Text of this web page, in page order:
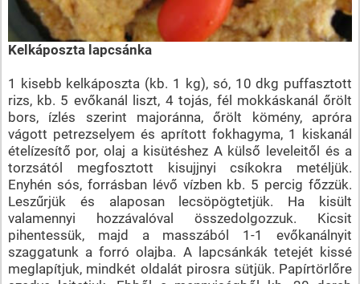
Kelkáposzta lapcsánka
1 kisebb kelkáposzta (kb. 1 kg), só, 10 dkg puffasztott
rizs, kb. 5 evőkanál liszt, 4 tojás, fél mokkáskanál őrölt
bors, ízlés szerint majoránna, őrölt kömény, apróra
vágott petrezselyem és aprított fokhagyma, 1 kiskanál
ételízesítő por, olaj a kisütéshez A külső leveleitől és a
torzsától megfosztott kisujjnyi csíkokra metéljük.
Enyhén sós, forrásban lévő vízben kb. 5 percig főzzük.
Leszűrjük és alaposan lecsöpögtetjük. Ha kisült
valamennyi hozzávalóval összedolgozzuk. Kicsit
pihentessük, majd a masszából 1-1 evőkanálnyit
szaggatunk a forró olajba. A lapcsánkák tetejét kissé
meglapítjuk, mindkét oldalát pirosra sütjük. Papírtörlőre